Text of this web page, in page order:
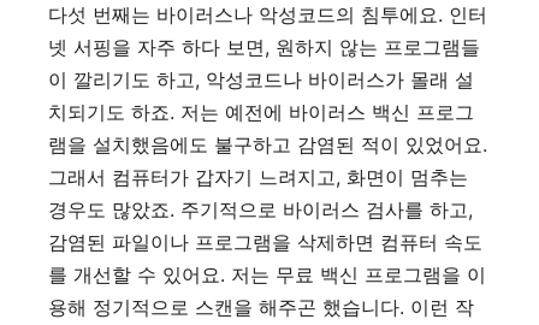
다섯 번째는 바이러스나 악성코드의 침투에요. 인터
넷 서핑을 자주 하다 보면, 원하지 않는 프로그램들
이 깔리기도 하고, 악성코드나 바이러스가 몰래 설
치되기도 하죠. 저는 예전에 바이러스 백신 프로그
램을 설치했음에도 불구하고 감염된 적이 있었어요.
그래서 컴퓨터가 갑자기 느려지고, 화면이 멈추는
경우도 많았죠. 주기적으로 바이러스 검사를 하고,
감염된 파일이나 프로그램을 삭제하면 컴퓨터 속도
를 개선할 수 있어요. 저는 무료 백신 프로그램을 이
용해 정기적으로 스캔을 해주곤 했습니다. 이런 작